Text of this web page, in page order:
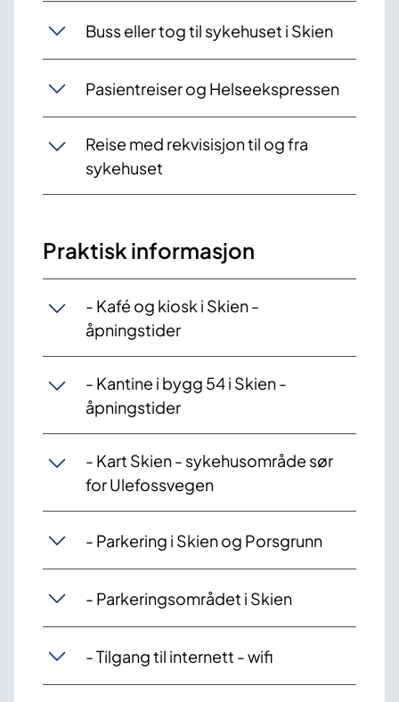
Buss eller tog til sykehuset i Skien
Pasientreiser og Helseekspressen
Reise med rekvisisjon til og fra
sykehuset
Praktisk informasjon
- Kafé og kiosk i Skien -
åpningstider
- Kantine i bygg 54 i Skien -
åpningstider
- Kart Skien - sykehusområde sør
for Ulefossvegen
- Parkering i Skien og Porsgrunn
- Parkeringsområdet i Skien
- Tilgang til internett - wifi